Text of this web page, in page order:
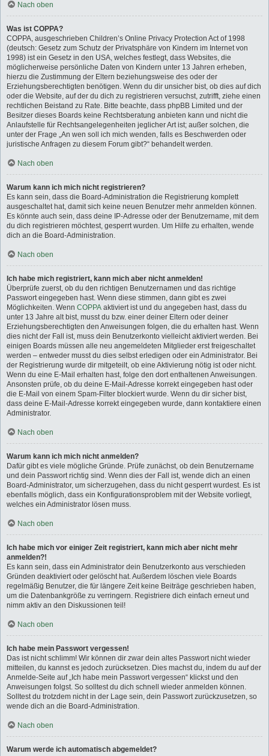
Nach oben
Was ist COPPA?
COPPA, ausgeschrieben Children’s Online Privacy Protection Act of 1998
(deutsch: Gesetz zum Schutz der Privatsphäre von Kindern im Internet von
1998) ist ein Gesetz in den USA, welches festlegt, dass Websites, die
möglicherweise persönliche Daten von Kindern unter 13 Jahren erheben,
hierzu die Zustimmung der Eltern beziehungsweise des oder der
Erziehungsberechtigten benötigen. Wenn du dir unsicher bist, ob dies auf dich
oder die Website, auf der du dich zu registrieren versuchst, zutrifft, ziehe einen
rechtlichen Beistand zu Rate. Bitte beachte, dass phpBB Limited und der
Besitzer dieses Boards keine Rechtsberatung anbieten kann und nicht die
Anlaufstelle für Rechtsangelegenheiten jeglicher Art ist; außer solchen, die
unter der Frage „An wen soll ich mich wenden, falls es Beschwerden oder
juristische Anfragen zu diesem Forum gibt?“ behandelt werden.
Nach oben
Warum kann ich mich nicht registrieren?
Es kann sein, dass die Board-Administration die Registrierung komplett
ausgeschaltet hat, damit sich keine neuen Benutzer mehr anmelden können.
Es könnte auch sein, dass deine IP-Adresse oder der Benutzername, mit dem
du dich registrieren möchtest, gesperrt wurden. Um Hilfe zu erhalten, wende
dich an die Board-Administration.
Nach oben
Ich habe mich registriert, kann mich aber nicht anmelden!
Überprüfe zuerst, ob du den richtigen Benutzernamen und das richtige
Passwort eingegeben hast. Wenn diese stimmen, dann gibt es zwei
Möglichkeiten. Wenn COPPA aktiviert ist und du angegeben hast, dass du
unter 13 Jahre alt bist, musst du bzw. einer deiner Eltern oder deiner
Erziehungsberechtigten den Anweisungen folgen, die du erhalten hast. Wenn
dies nicht der Fall ist, muss dein Benutzerkonto vielleicht aktiviert werden. Bei
einigen Boards müssen alle neu angemeldeten Mitglieder erst freigeschaltet
werden – entweder musst du dies selbst erledigen oder ein Administrator. Bei
der Registrierung wurde dir mitgeteilt, ob eine Aktivierung nötig ist oder nicht.
Wenn du eine E-Mail erhalten hast, folge den dort enthaltenen Anweisungen.
Ansonsten prüfe, ob du deine E-Mail-Adresse korrekt eingegeben hast oder
die E-Mail von einem Spam-Filter blockiert wurde. Wenn du dir sicher bist,
dass deine E-Mail-Adresse korrekt eingegeben wurde, dann kontaktiere einen
Administrator.
Nach oben
Warum kann ich mich nicht anmelden?
Dafür gibt es viele mögliche Gründe. Prüfe zunächst, ob dein Benutzername
und dein Passwort richtig sind. Wenn dies der Fall ist, wende dich an einen
Board-Administrator, um sicherzugehen, dass du nicht gesperrt wurdest. Es ist
ebenfalls möglich, dass ein Konfigurationsproblem mit der Website vorliegt,
welches ein Administrator lösen muss.
Nach oben
Ich habe mich vor einiger Zeit registriert, kann mich aber nicht mehr
anmelden?!
Es kann sein, dass ein Administrator dein Benutzerkonto aus verschieden
Gründen deaktiviert oder gelöscht hat. Außerdem löschen viele Boards
regelmäßig Benutzer, die für längere Zeit keine Beiträge geschrieben haben,
um die Datenbankgröße zu verringern. Registriere dich einfach erneut und
nimm aktiv an den Diskussionen teil!
Nach oben
Ich habe mein Passwort vergessen!
Das ist nicht schlimm! Wir können dir zwar dein altes Passwort nicht wieder
mitteilen, du kannst es jedoch zurücksetzen. Dies machst du, indem du auf der
Anmelde-Seite auf „Ich habe mein Passwort vergessen“ klickst und den
Anweisungen folgst. So solltest du dich schnell wieder anmelden können.
Solltest du trotzdem nicht in der Lage sein, dein Passwort zurückzusetzen, so
wende dich an die Board-Administration.
Nach oben
Warum werde ich automatisch abgemeldet?